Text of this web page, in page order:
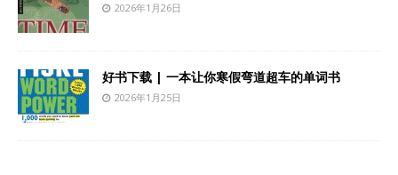
2026年1月26日
好书下载 | 一本让你寒假弯道超车的单词书
2026年1月25日